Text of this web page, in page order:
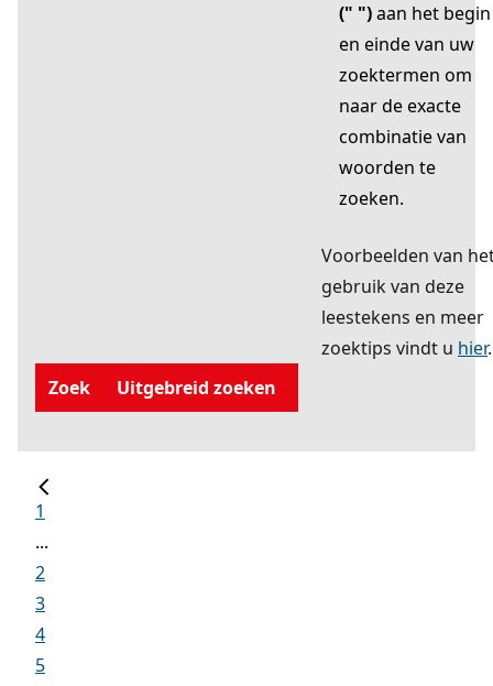
(" ")aan het begin
en einde van uw
zoektermen om
naar de exacte
combinatie van
woorden te
zoeken.
Voorbeelden van
gebruik van deze
leestekens en meer
zoektips vindt u hier.
Zoek
Uitgebreid zoeken
1
...
2
3
4
5